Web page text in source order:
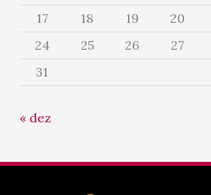
17
18 19 20
24
25 26 27
31
« dez